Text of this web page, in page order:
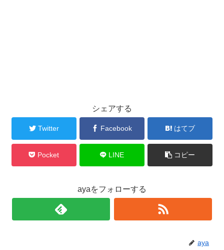
シェアする
Twitter Facebook はてブ
Pocket LINE コピー
ayaをフォローする
aya